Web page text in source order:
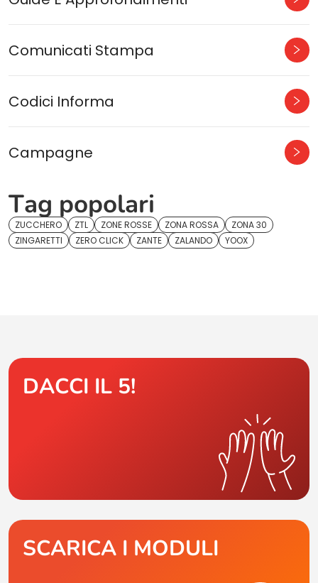
Comunicati Stampa
Codici Informa
Campagne
Tag popolari
ZUCCHERO ZTL ZONE ROSSE ZONA ROSSA
ZONA 30
ZINGARETTI
ZERO CLICK ZANTE ZALANDO YOOX
DACCI IL 5!
SCARICA I MODULI